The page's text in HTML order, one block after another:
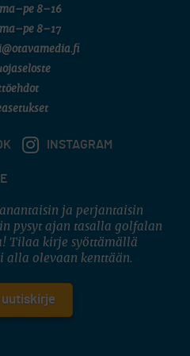
8–16
8–17
INSTAGRAM
ja perjantaisin
pysyt ajan tasalla golfalan
Tilaa kirje syöttämällä
alla olevaan kenttään.
uutiskirje